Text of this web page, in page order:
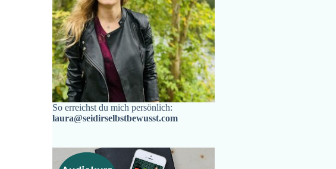
So erreichst du mich persönlich:
laura@seidirselbstbewusst.com